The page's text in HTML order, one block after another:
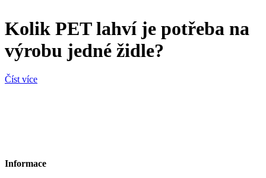
Kolik PET lahví je potřeba na
výrobu jedné židle?
Číst více
Informace